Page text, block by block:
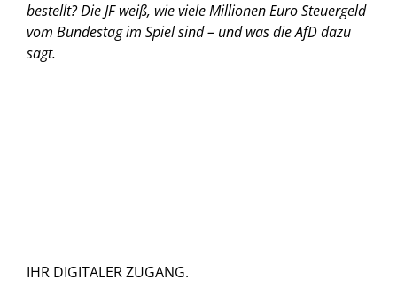
bestellt? Die JF weiß, wie viele Millionen Euro Steuergeld
vom Bundestag im Spiel sind – und was die AfD dazu
sagt.
IHR DIGITALER ZUGANG.